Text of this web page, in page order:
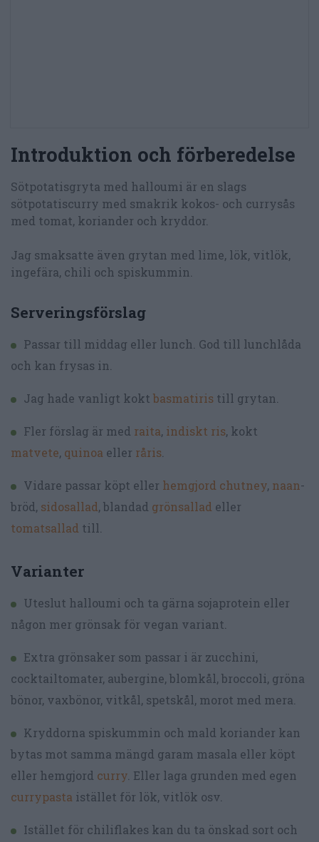
Introduktion och förberedelse
Sötpotatisgryta med halloumi är en slags
sötpotatiscurry med smakrik kokos- och currysås
med tomat, koriander och kryddor.
Jag smaksatte även grytan med lime, lök, vitlök,
ingefära, chili och spiskummin.
Serveringsförslag
Passar till middag eller lunch. God till lunchlåda
och kan frysas in.
Jag hade vanligt kokt basmatiris till grytan.
Fler förslag är med raita, indiskt ris, kokt
matvete, quinoa eller råris.
Vidare passar köpt eller hemgjord chutney, naan-
bröd, sidosallad, blandad grönsallad eller
tomatsallad till.
Varianter
Uteslut halloumi och ta gärna sojaprotein eller
någon mer grönsak för vegan variant.
Extra grönsaker som passar i är zucchini,
cocktailtomater, aubergine, blomkål, broccoli, gröna
bönor, vaxbönor, vitkål, spetskål, morot med mera.
Kryddorna spiskummin och mald koriander kan
bytas mot samma mängd garam masala eller köpt
eller hemgjord curry . Eller laga grunden med egen
currypasta istället för lök, vitlök osv.
Istället för chiliflakes kan du ta önskad sort och